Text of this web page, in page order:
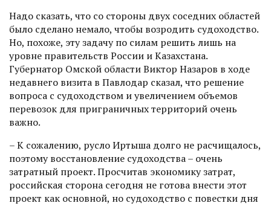
Надо сказать, что со стороны двух соседних областей
было сделано немало, чтобы возродить судоходство.
Но, похоже, эту задачу по силам решить лишь на
уровне правительств России и Казахстана.
Губернатор Омской области Виктор Назаров в ходе
недавнего визита в Павлодар сказал, что решение
вопроса с судоходством и увеличением объемов
перевозок для приграничных территорий очень
важно.
– К сожалению, русло Иртыша долго не расчищалось,
поэтому восстановление судоходства – очень
затратный проект. Просчитав экономику затрат,
российская сторона сегодня не готова внести этот
проект как основной, но судоходство с повестки дня